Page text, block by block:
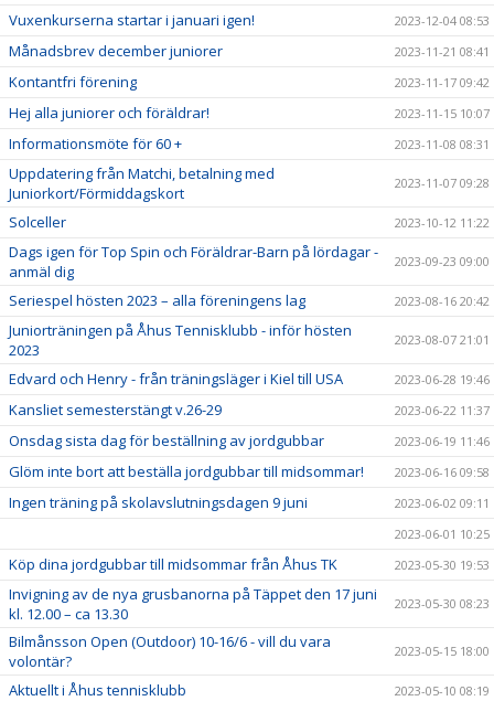
Vuxenkurserna startar i januari igen! 2023-12-04 08:53
Månadsbrev december juniorer 2023-11-21 08:41
Kontantfri förening 2023-11-17 09:42
Hej alla juniorer och föräldrar! 2023-11-15 10:07
Informationsmöte för 60 + 2023-11-08 08:31
Uppdatering från Matchi, betalning med
Juniorkort/Förmiddagskort
2023-11-07 09:28
Solceller 2023-10-12 11:22
Dags igen för Top Spin och Föräldrar-Barn på lördagar -
anmäl dig
2023-09-23 09:00
Seriespel hösten 2023 – alla föreningens lag 2023-08-16 20:42
Juniorträningen på Åhus Tennisklubb - inför hösten
2023
2023-08-07 21:01
Edvard och Henry - från träningsläger i Kiel till USA 2023-06-28 19:46
Kansliet semesterstängt v.26-29 2023-06-22 11:37
Onsdag sista dag för beställning av jordgubbar 2023-06-19 11:46
Glöm inte bort att beställa jordgubbar till midsommar! 2023-06-16 09:58
Ingen träning på skolavslutningsdagen 9 juni
2023-06-02 09:11
2023-06-01 10:25
Köp dina jordgubbar till midsommar från Åhus TK 2023-05-30 19:53
Invigning av de nya grusbanorna på Täppet den 17 juni
kl. 12.00 – ca 13.30
2023-05-30 08:23
Bilmånsson Open (Outdoor) 10-16/6 - vill du vara
volontär?
2023-05-15 18:00
Aktuellt i Åhus tennisklubb 2023-05-10 08:19